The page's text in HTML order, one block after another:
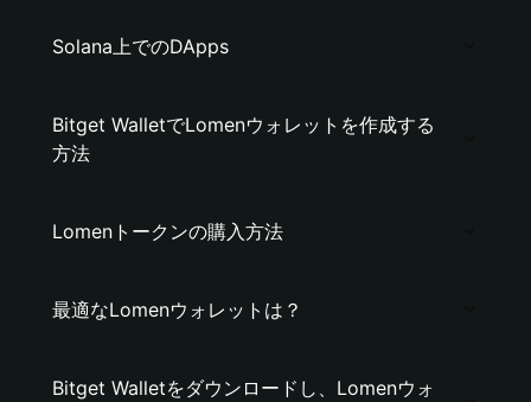
Solana上でのDApps
Bitget WalletでLomenウォレットを作成する
方法
Lomenトークンの購入方法
最適なLomenウォレットは？
Bitget Walletをダウンロードし、Lomenウォ